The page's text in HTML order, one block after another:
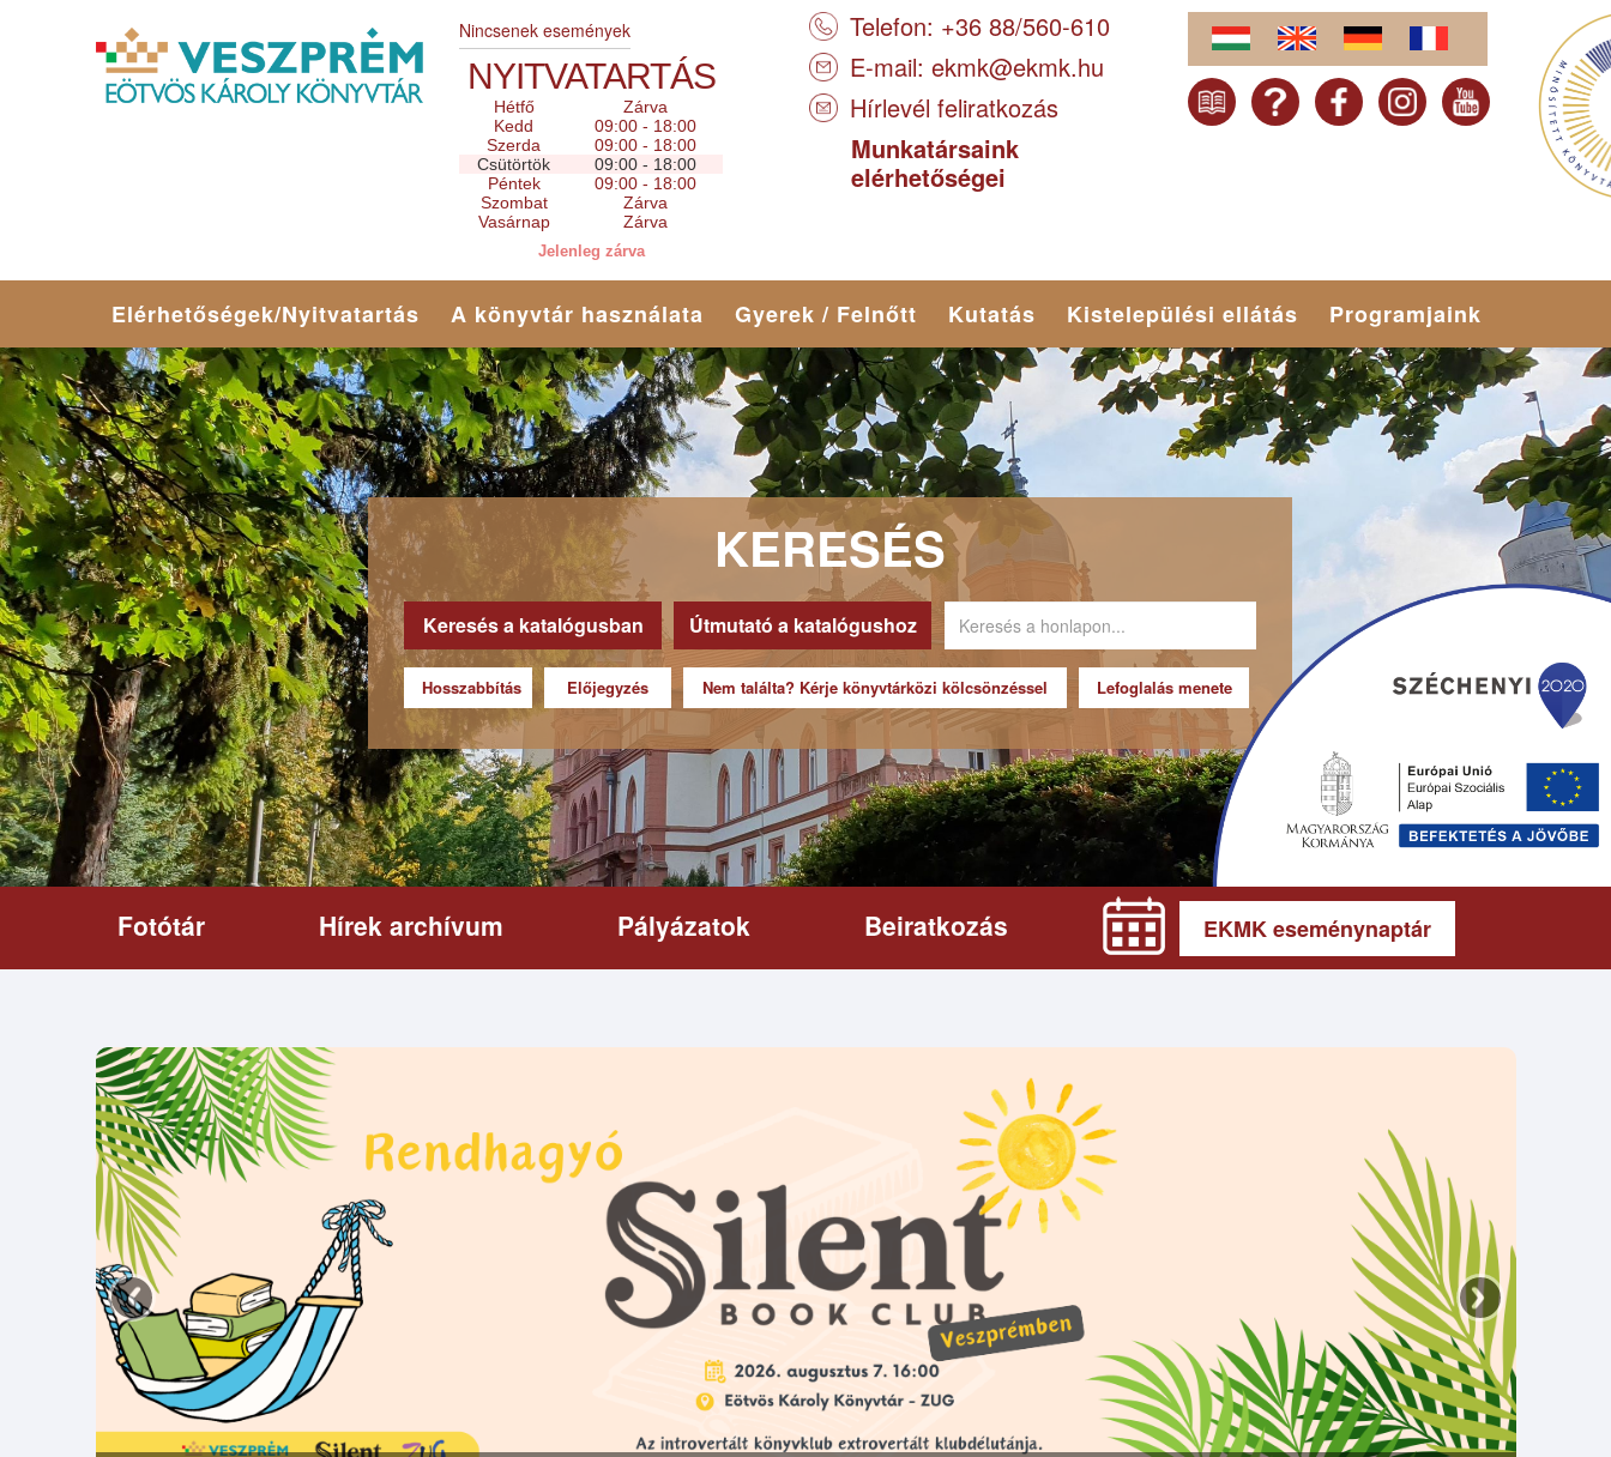
Nincsenek események
NYITVATARTÁS
Hétfő
Zárva
Kedd
09:00 - 18:00
Szerda
09:00 - 18:00
Csütörtök
09:00 - 18:00
Péntek
09:00 - 18:00
Szombat
Zárva
Vasárnap
Zárva
Jelenleg zárva
Telefon: +36 88/560-610
E-mail: ekmk@ekmk.hu
Hírlevél feliratkozás
Munkatársaink
elérhetőségei
Elérhetőségek/Nyitvatartás A könyvtár használata Gyerek / Felnőtt Kutatás Kistelepülési ellátás Programjaink
KERESÉS
Keresés a katalógusban Útmutató a katalógushoz
Hosszabbítás Előjegyzés Nem találta? Kérje könyvtárközi kölcsönzéssel Lefoglalás menete
Fotótár Hírek archívum Pályázatok Beiratkozás EKMK eseménynaptár